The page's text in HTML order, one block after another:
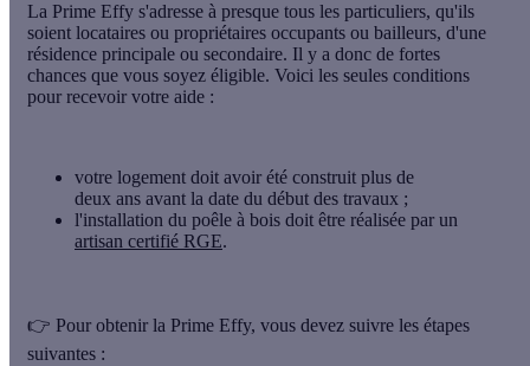
La Prime Effy s'adresse à presque tous les particuliers, qu'ils
soient locataires ou propriétaires occupants ou bailleurs, d'une
résidence principale ou secondaire. Il y a donc de fortes
chances que vous soyez éligible. Voici les seules conditions
pour recevoir votre aide :
votre logement doit avoir été construit plus de
deux ans avant la date du début des travaux ;
l'installation du poêle à bois doit être réalisée par un
artisan certifié RGE.
👉 Pour obtenir la Prime Effy, vous devez suivre les étapes
suivantes :